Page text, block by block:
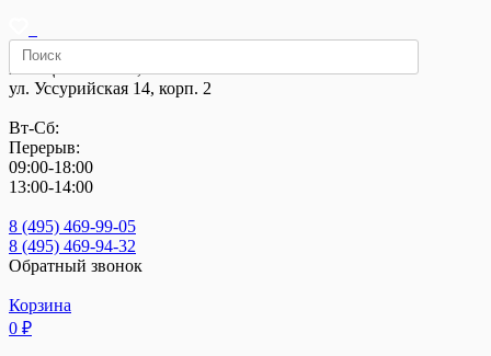
м. «Щелковская»,
ул. Уссурийская 14, корп. 2
Вт-Сб:
Перерыв:
09:00-18:00
13:00-14:00
8 (495) 469-99-05
8 (495) 469-94-32
Обратный звонок
Корзина
0 ₽